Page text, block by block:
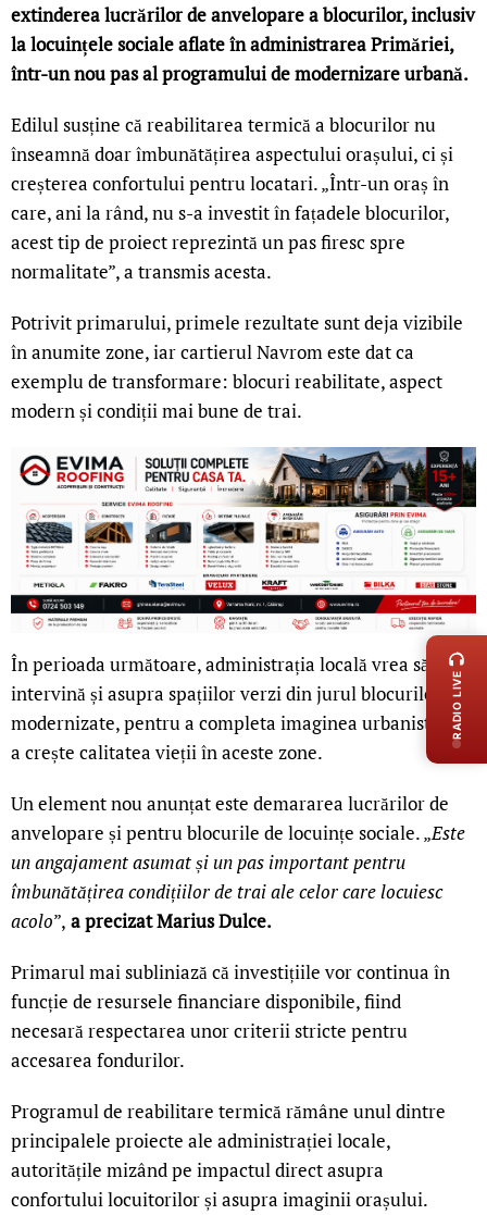
extinderea lucrărilor de anvelopare a blocurilor, inclusiv
la locuințele sociale aflate în administrarea Primăriei,
într-un nou pas al programului de modernizare urbană.
Edilul susține că reabilitarea termică a blocurilor nu
înseamnă doar îmbunătățirea aspectului orașului, ci și
creșterea confortului pentru locatari. „Într-un oraș în
care, ani la rând, nu s-a investit în fațadele blocurilor,
acest tip de proiect reprezintă un pas firesc spre
normalitate”, a transmis acesta.
Potrivit primarului, primele rezultate sunt deja vizibile
în anumite zone, iar cartierul Navrom este dat ca
exemplu de transformare: blocuri reabilitate, aspect
modern și condiții mai bune de trai.
În perioada următoare, administrația locală vrea să
intervină și asupra spațiilor verzi din jurul blocurilor
modernizate, pentru a completa imaginea urbanistică și
a crește calitatea vieții în aceste zone.
Un element nou anunțat este demararea lucrărilor de
anvelopare și pentru blocurile de locuințe sociale. „Este
un angajament asumat și un pas important pentru
îmbunătățirea condițiilor de trai ale celor care locuiesc
acolo”, a precizat Marius Dulce.
Primarul mai subliniază că investițiile vor continua în
funcție de resursele financiare disponibile, fiind
necesară respectarea unor criterii stricte pentru
accesarea fondurilor.
Programul de reabilitare termică rămâne unul dintre
principalele proiecte ale administrației locale,
autoritățile mizând pe impactul direct asupra
confortului locuitorilor și asupra imaginii orașului.
LIVE
RADIO LIVE